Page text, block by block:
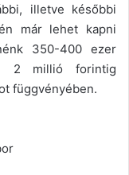
illetve későbbi
már lehet kapni
350-400 ezer
2 millió forintig
függvényében.